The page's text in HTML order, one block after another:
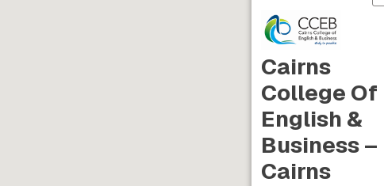
Cairns
College Of
English &
Business –
Cairns